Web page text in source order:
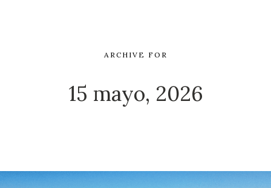
ARCHIVE FOR
15 mayo, 2026